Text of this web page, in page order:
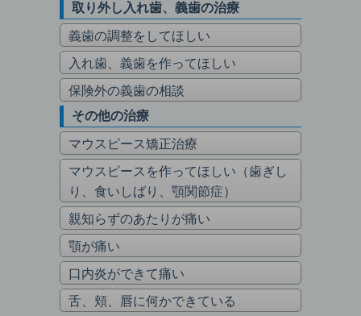
取り外し入れ歯、義歯の治療
義歯の調整をしてほしい
入れ歯、義歯を作ってほしい
保険外の義歯の相談
その他の治療
マウスピース矯正治療
マウスピースを作ってほしい（歯ぎし
り、食いしばり、顎関節症）
親知らずのあたりが痛い
顎が痛い
口内炎ができて痛い
舌、頬、唇に何かできている